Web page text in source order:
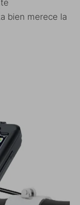
bien merece la